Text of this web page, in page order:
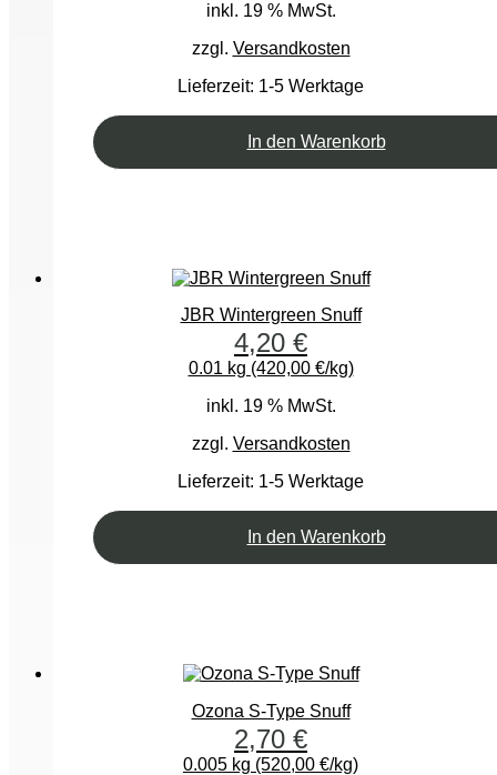
inkl. 19 % MwSt.
zzgl. Versandkosten
Lieferzeit: 1-5 Werktage
In den Warenkorb
JBR Wintergreen Snuff
4,20 €
0.01 kg (420,00 €/kg)
inkl. 19 % MwSt.
zzgl. Versandkosten
Lieferzeit: 1-5 Werktage
In den Warenkorb
Ozona S-Type Snuff
2,70 €
0.005 kg (520,00 €/kg)